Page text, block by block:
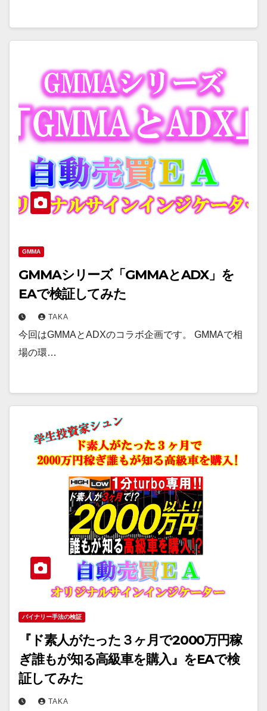
GMMA
GMMAシリーズ「GMMAとADX」を
EAで検証してみた
TAKA
今回はGMMAとADXのコラボ企画です。 GMMAで相
場の環…
バイナリー手法の検証
『ド素人がたった３ヶ月で2000万円稼
ぎ誰もが知る高級車を購入』をEAで検
証してみた
TAKA